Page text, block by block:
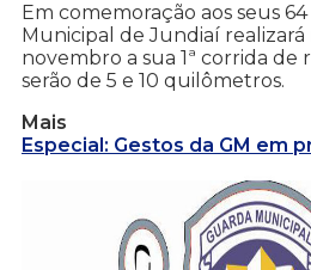
Em comemoração aos seus
Municipal de Jundiaí realizará
novembro a sua 1ª corrida de
serão de 5 e 10 quilômetros.
Mais
Especial: Gestos da GM em